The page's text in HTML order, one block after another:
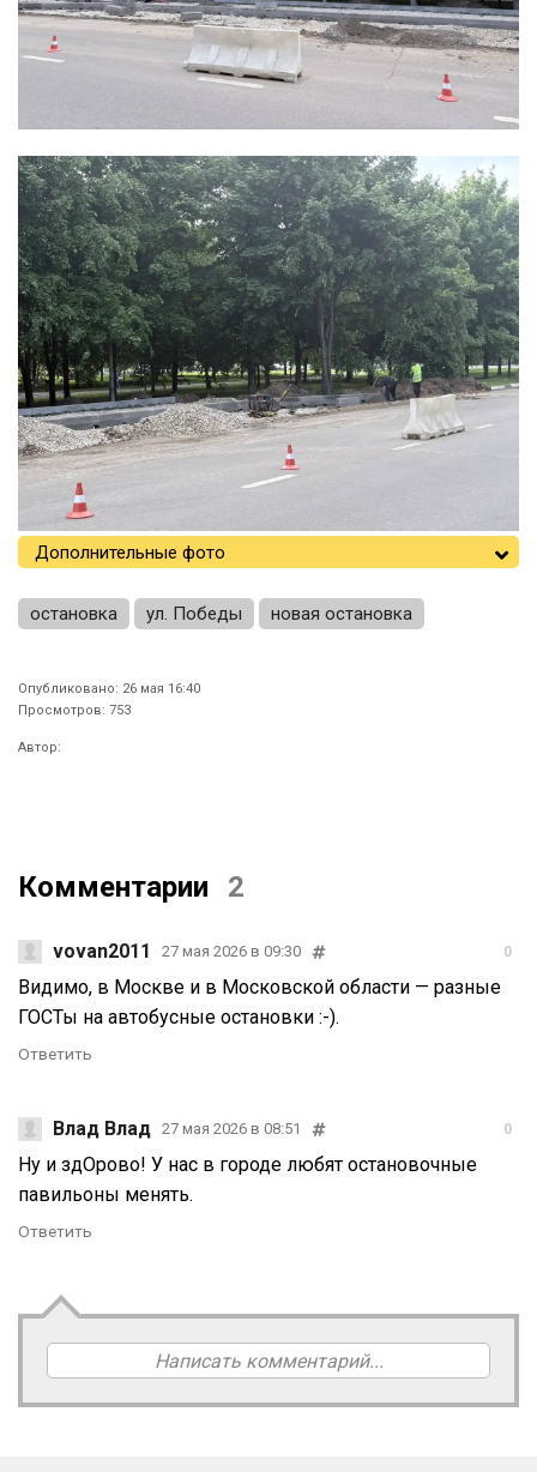
Дополнительные фото
остановка ул. Победы новая остановка
Опубликовано: 26 мая 16:40
Просмотров: 753
Автор:
Комментарии 2
vovan2011 27 мая 2026 в 09:30 0
Видимо, в Москве и в Московской области — разные
ГОСТы на автобусные остановки :-).
Ответить
Влад Влад 27 мая 2026 в 08:51 0
Ну и здОрово! У нас в городе любят остановочные
павильоны менять.
Ответить
Написать комментарий...